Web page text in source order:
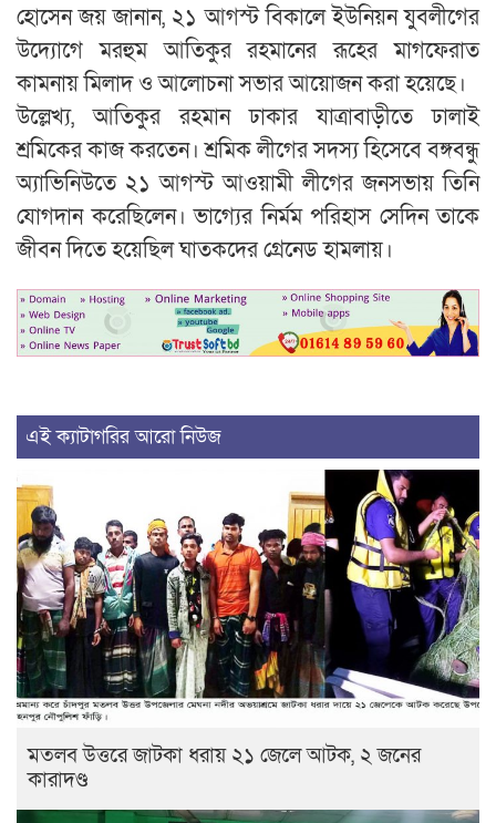
হোসেন জয় জানান, ২১ আগস্ট বিকালে ইউনিয়ন যুবলীগের
উদ্যোগে মরহুম আতিকুর রহমানের রূহের মাগফেরাত
কামনায় মিলাদ ও আলোচনা সভার আয়োজন করা হয়েছে।
উল্লেখ্য, আতিকুর রহমান ঢাকার যাত্রাবাড়ীতে ঢালাই
শ্রমিকের কাজ করতেন। শ্রমিক লীগের সদস্য হিসেবে বঙ্গবন্ধু
অ্যাভিনিউতে ২১ আগস্ট আওয়ামী লীগের জনসভায় তিনি
যোগদান করেছিলেন। ভাগ্যের নির্মম পরিহাস সেদিন তাকে
জীবন দিতে হয়েছিল ঘাতকদের গ্রেনেড হামলায়।
এই ক্যাটাগরির আরো নিউজ
মতলব উত্তরে জাটকা ধরায় ২১ জেলে আটক, ২ জনের
কারাদণ্ড